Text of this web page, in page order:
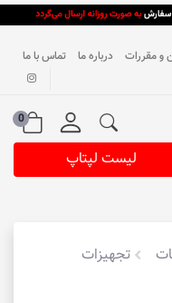
و مقررات درباره ما تماس با ما
0
لیست لپتاپ
تجهیزات